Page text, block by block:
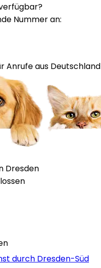
Nummer an:
Anrufe aus Deutschland
Dresden
durch Dresden-Süd